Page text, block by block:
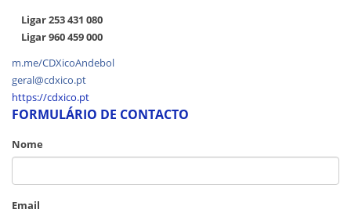
Ligar 253 431 080
Ligar 960 459 000
m.me/CDXicoAndebol
geral@cdxico.pt
https://cdxico.pt
FORMULÁRIO DE CONTACTO
Nome
Email